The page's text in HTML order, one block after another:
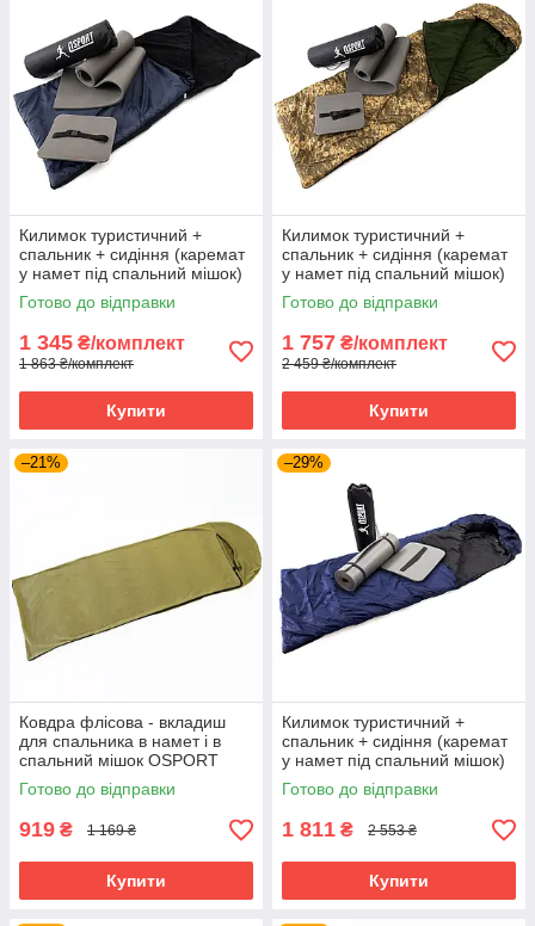
Килимок туристичний +
спальник + сидіння (каремат
у намет під спальний мішок)
OSPORT Lite Осінь (n-0014)
Готово до відправки
1 345 ₴/комплект
1 863 ₴/комплект
Купити
Килимок туристичний +
спальник + сидіння (каремат
у намет під спальний мішок)
OSPORT Lite Зима (n-0016)
Піксель
Готово до відправки
1 757 ₴/комплект
2 459 ₴/комплект
Купити
–21%
Ковдра флісова - вкладиш
для спальника в намет і в
спальний мішок OSPORT
(TY-0027) Хакі
Готово до відправки
919 ₴ 1 169 ₴
Купити
–29%
Килимок туристичний +
спальник + сидіння (каремат
у намет під спальний мішок)
OSPORT Lite Зима (n-0016)
Темно-синій
Готово до відправки
1 811 ₴ 2 553 ₴
Купити